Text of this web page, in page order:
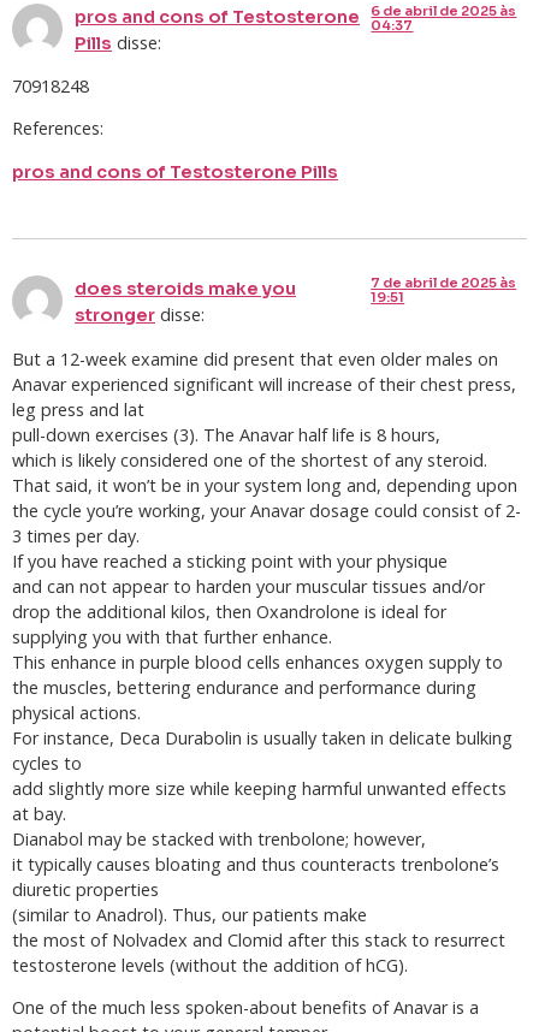
pros and cons of Testosterone
Pills disse:
6 de abril de 2025 às
04:37
70918248
References:
pros and cons of Testosterone Pills
does steroids make you
stronger disse:
7 de abril de 2025 às
19:51
But a 12-week examine did present that even older males on
Anavar experienced significant will increase of their chest press,
leg press and lat
pull-down exercises (3). The Anavar half life is 8 hours,
which is likely considered one of the shortest of any steroid.
That said, it won’t be in your system long and, depending upon
the cycle you’re working, your Anavar dosage could consist of 2-
3 times per day.
If you have reached a sticking point with your physique
and can not appear to harden your muscular tissues and/or
drop the additional kilos, then Oxandrolone is ideal for
supplying you with that further enhance.
This enhance in purple blood cells enhances oxygen supply to
the muscles, bettering endurance and performance during
physical actions.
For instance, Deca Durabolin is usually taken in delicate bulking
cycles to
add slightly more size while keeping harmful unwanted effects
at bay.
Dianabol may be stacked with trenbolone; however,
it typically causes bloating and thus counteracts trenbolone’s
diuretic properties
(similar to Anadrol). Thus, our patients make
the most of Nolvadex and Clomid after this stack to resurrect
testosterone levels (without the addition of hCG).
One of the much less spoken-about benefits of Anavar is a